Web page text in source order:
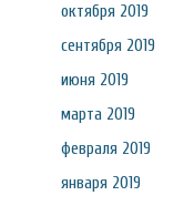
октября 2019
сентября 2019
июня 2019
марта 2019
февраля 2019
января 2019